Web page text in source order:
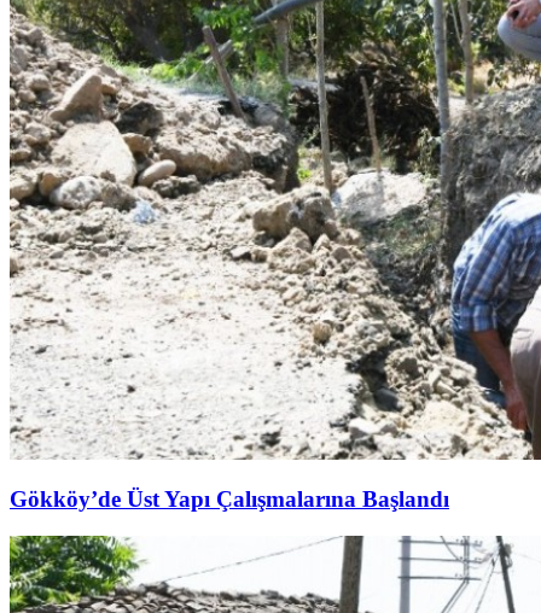
Gökköy’de Üst Yapı Çalışmalarına Başlandı